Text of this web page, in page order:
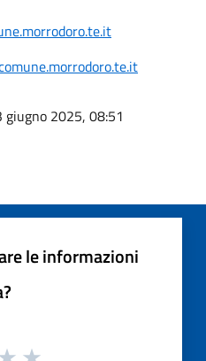
giugno 2025, 08:51
le informazioni